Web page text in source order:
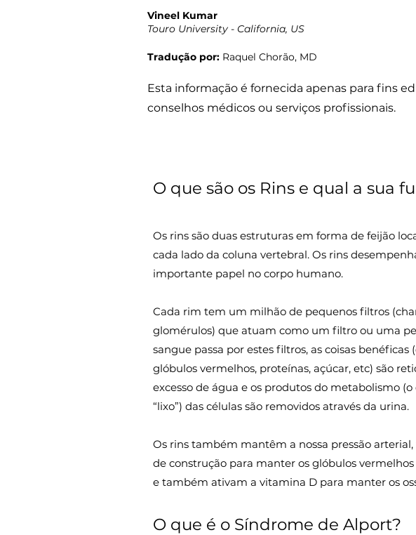
Vineel Kumar
Touro University - California, US
Tradução por: Raquel Chorão, MD
Esta informação é fornecida apenas para fins
conselhos médicos ou serviços profissionais.
O que são os Rins e qual a sua
Os rins são duas estruturas em forma de feijão
cada lado da coluna vertebral. Os rins
importante papel no corpo humano.
Cada rim tem um milhão de pequenos filtros
glomérulos) que atuam como um filtro ou uma
sangue passa por estes filtros, as coisas benéficas
glóbulos vermelhos, proteínas, açúcar, etc) são
excesso de água e os produtos do metabolismo
“lixo”) das células são removidos através da urina.
Os rins também mantêm a nossa pressão
de construção para manter os glóbulos
e também ativam a vitamina D para manter os
O que é o Síndrome de Alport?